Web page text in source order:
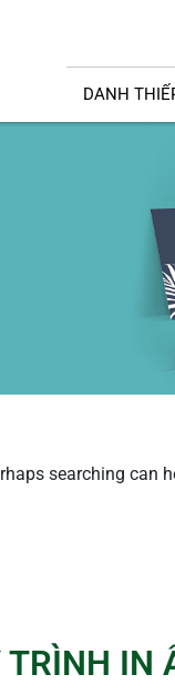
DANH
searching can
TRÌNH IN